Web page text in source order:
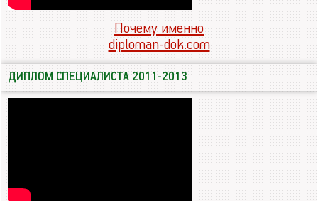
Почему именно
diploman-dok.com
ДИПЛОМ СПЕЦИАЛИСТА 2011-2013